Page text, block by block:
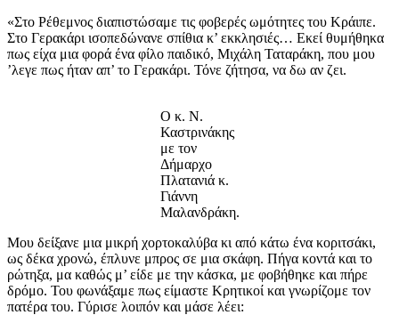
«Στο Ρέθεμνος διαπιστώσαμε τις φοβερές ωμότητες του Κράιπε.
Στο Γερακάρι ισοπεδώνανε σπίθια κ’ εκκλησιές… Εκεί θυμήθηκα
πως είχα μια φορά ένα φίλο παιδικό, Μιχάλη Ταταράκη, που μου
’λεγε πως ήταν απ’ το Γερακάρι. Τόνε ζήτησα, να δω αν ζει.
Ο κ. Ν.
Καστρινάκης
με τον
Δήμαρχο
Πλατανιά κ.
Γιάννη
Μαλανδράκη.
Μου δείξανε μια μικρή χορτοκαλύβα κι από κάτω ένα κοριτσάκι,
ως δέκα χρονώ, έπλυνε μπρος σε μια σκάφη. Πήγα κοντά και το
ρώτηξα, μα καθώς μ’ είδε με την κάσκα, με φοβήθηκε και πήρε
δρόμο. Του φωνάξαμε πως είμαστε Κρητικοί και γνωρίζομε τον
πατέρα του. Γύρισε λοιπόν και μάσε λέει: